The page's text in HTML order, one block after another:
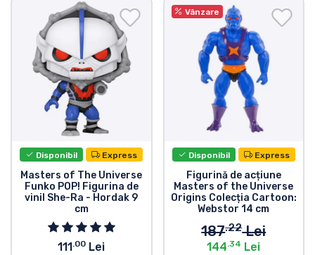
Disponibil Express
Masters of The Universe
Funko POP! Figurina de
vinil She-Ra - Hordak 9
cm
111 .00 Lei
Vânzare
Disponibil Express
Figurină de acțiune
Masters of the Universe
Origins Colecția Cartoon:
Webstor 14 cm
187.22Lei
144.34 Lei